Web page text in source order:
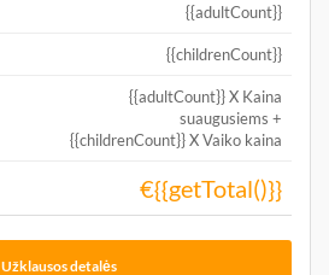
{{adultCount}}
{{childrenCount}}
{{adultCount}} X Kaina
suaugusiems +
{{childrenCount}} X Vaiko kaina
€{{getTotal()}}
Užklausos detalės